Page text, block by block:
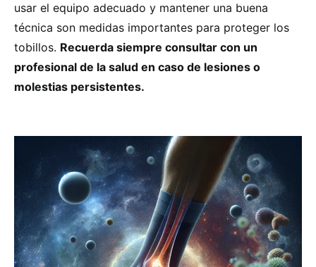
usar el equipo adecuado y mantener una buena
técnica son medidas importantes para proteger los
tobillos. Recuerda siempre consultar con un
profesional de la salud en caso de lesiones o
molestias persistentes.